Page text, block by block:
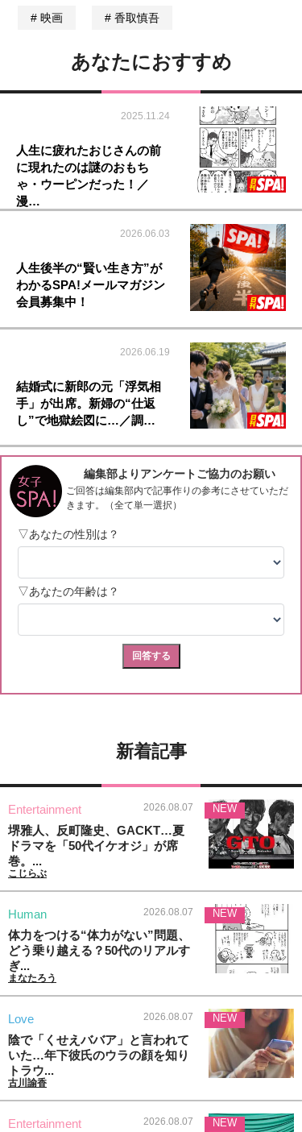
映画 香取慎吾
あなたにおすすめ
2025.11.24
人生に疲れたおじさんの前
に現れたのは謎のおもち
ゃ・ウーピンだった！／
漫…
2026.06.03
人生後半の“賢い生き方”が
わかるSPA!メールマガジン
会員募集中！
2026.06.19
結婚式に新郎の元「浮気相
手」が出席。新婦の“仕返
し”で地獄絵図に…／調…
新着記事
Entertainment 2026.08.07
堺雅人、反町隆史、GACKT…夏
ドラマを「50代イケオジ」が席
巻。...
こじらぶ
NEW
Human 2026.08.07
体力をつける“体力がない”問題、
どう乗り越える？50代のリアルす
ぎ...
まなたろう
NEW
Love 2026.08.07
陰で「くせえババア」と言われて
いた…年下彼氏のウラの顔を知り
トラウ...
古川諭香
NEW
Entertainment 2026.08.07 NEW